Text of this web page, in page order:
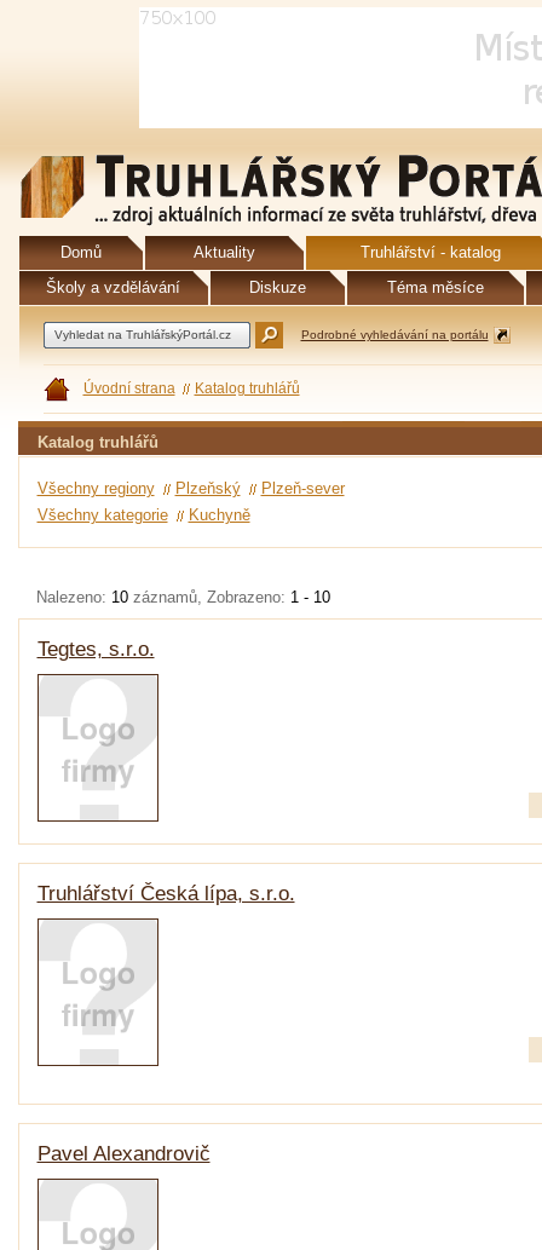
Domů Aktuality
Truhlářství - katalog
Školy a vzdělávání
Diskuze Téma měsíce
Podrobné vyhledávání na portálu
Úvodní strana Katalog truhlářů
Katalog truhlářů
Všechny regiony Plzeňský
Plzeň-sever
Všechny kategorie
Kuchyně
Nalezeno: 10 záznamů, Zobrazeno: 1 - 10
Tegtes, s.r.o.
Truhlářství Česká lípa, s.r.o.
Pavel Alexandrovič